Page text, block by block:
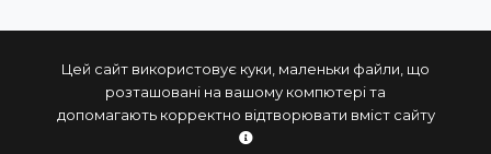
Цей сайт використовує куки, маленьки файли, що
розташовані на вашому компютері та
допомагають корректно відтворювати вміст сайту
© 2004 - 2026 ПРОКСИС™ - промышленные компьютеры